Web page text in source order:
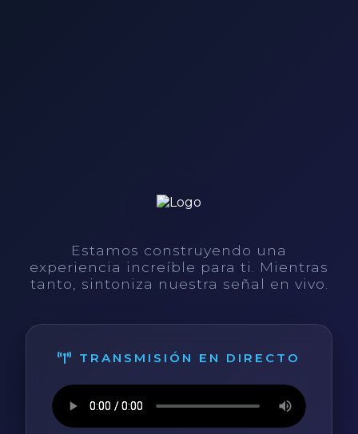
Estamos construyendo una
experiencia increíble para ti. Mientras
tanto, sintoniza nuestra señal en vivo.
TRANSMISIÓN EN DIRECTO